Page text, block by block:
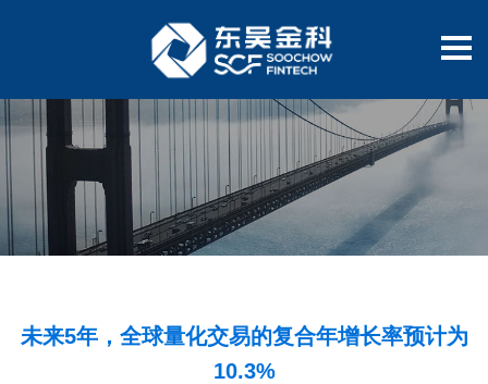
未来5年，全球量化交易的复合年增长率预计为
10.3%